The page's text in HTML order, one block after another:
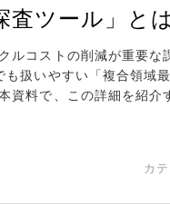
査ツール」とは
ルコストの削減が重要な
扱いやすい「複合領域
資料で、この詳細を紹介
カ